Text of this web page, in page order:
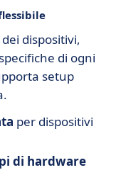
dispositivi,
di ogni
setup
per dispositivi
di hardware